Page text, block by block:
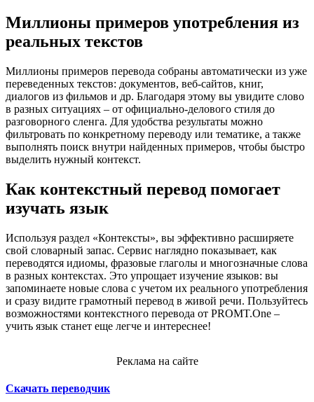
Миллионы примеров употребления из
реальных текстов
Миллионы примеров перевода собраны автоматически из уже
переведенных текстов: документов, веб-сайтов, книг,
диалогов из фильмов и др. Благодаря этому вы увидите слово
в разных ситуациях – от официально-делового стиля до
разговорного сленга. Для удобства результаты можно
фильтровать по конкретному переводу или тематике, а также
выполнять поиск внутри найденных примеров, чтобы быстро
выделить нужный контекст.
Как контекстный перевод помогает
изучать язык
Используя раздел «Контексты», вы эффективно расширяете
свой словарный запас. Сервис наглядно показывает, как
переводятся идиомы, фразовые глаголы и многозначные слова
в разных контекстах. Это упрощает изучение языков: вы
запоминаете новые слова с учетом их реального употребления
и сразу видите грамотный перевод в живой речи. Пользуйтесь
возможностями контекстного перевода от PROMT.One –
учить язык станет еще легче и интереснее!